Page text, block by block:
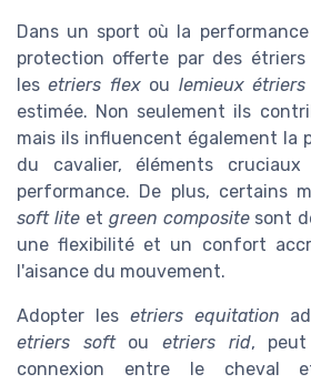
Dans un sport où la
protection offerte par des
lesetriers flexou lemieux étriers
estimée. Non seulement ils
mais ils influencent également la
du cavalier, éléments
performance. De plus, certains
soft liteet green compositesont
une flexibilité et un confort
l'aisance du mouvement.
Adopter les etriers equitation
etriers softou etriers rid, peut
connexion entre le cheval